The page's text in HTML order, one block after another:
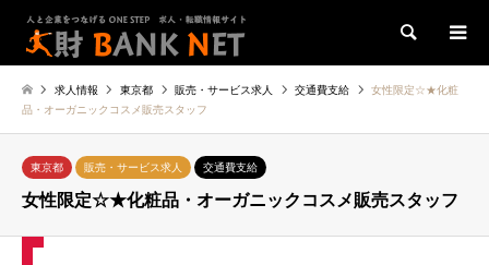
検索
求人情報 東京都 販売・サービス求人 交通費支給
女性限定☆★化粧
品・オーガニックコスメ販売スタッフ
東京都 販売・サービス求人 交通費支給
女性限定☆★化粧品・オーガニックコスメ販売スタッフ